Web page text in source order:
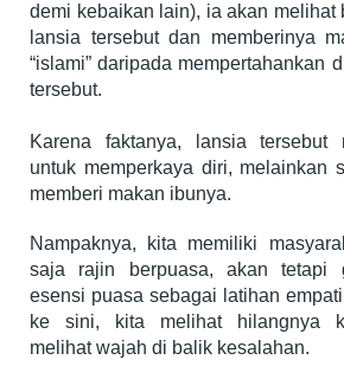
demi kebaikan lain), ia akan melihat
lansia tersebut dan memberinya
“islami” daripada mempertahankan
tersebut.
Karena faktanya, lansia tersebut
untuk memperkaya diri, melainkan
memberi makan ibunya.
Nampaknya, kita memiliki
saja rajin berpuasa, akan tetapi
esensi puasa sebagai latihan
ke sini, kita melihat hilangnya
melihat wajah di balik kesalahan.